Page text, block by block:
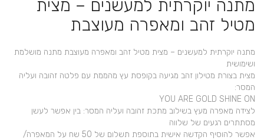
מתנה יוקרתית למעשנים – מצית
מטיל זהב ומאפרה מעוצבת
מתנה יוקרתית למעשנים – מצית מטיל זהב ומאפרה מעוצבת מתנה מושלמת
ושימושית
מצית בצורת מטילון זהב מגיעה בקופסת עץ מהממת עם פלטה זהובה ועליה
המסר:
YOU ARE GOLD SHINE ON
לצידה מאפרה מעץ בשילוב מתכת זהובה ועליה המסר: בין אפשר לעשן
מסתתרים רגעים של שלווה
אפשר להוסיף הקדשה אישית בתוספת תשלום של 50 שח על המאפרה/